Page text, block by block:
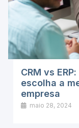
CRM vs
escolha a
empresa
maio 28, 2024